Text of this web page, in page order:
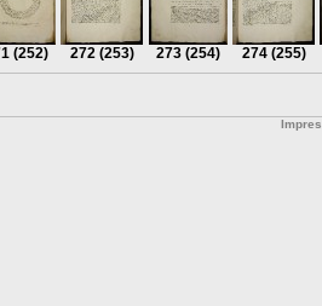
(252) 272 (253) 273 (254) 274 (255)